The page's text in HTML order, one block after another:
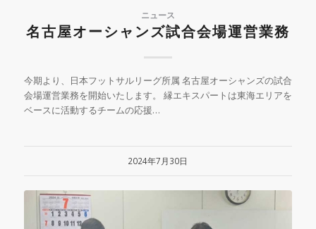
ニュース
名古屋オーシャンズ試合会場運営業務
今期より、日本フットサルリーグ所属 名古屋オーシャンズの試合
会場運営業務を開始いたします。 縁エキスパートは東海エリアを
ベースに活動するチームの応援…
2024年7月30日